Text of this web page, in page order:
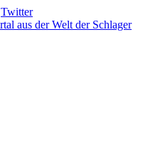
Twitter